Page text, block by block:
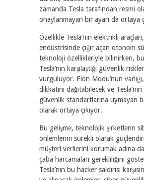
zamanda Tesla tarafından resmi
onaylanmayan bir ayarı da ortaya
Özellikle Tesla’nın elektrikli
endüstrisinde çığır açan otonom
teknoloji özellikleriyle bilinirken,
Tesla’nın karşılaştığı güvenlik
vurguluyor. Elon Modu’nun
dikkatini dağıtabilecek ve Tesla’nın
güvenlik standartlarına uymayan
olarak ortaya çıkıyor.
Bu gelişme, teknolojik şirketlerin
önlemlerini sürekli olarak
müşteri verilerini korumak adına
çaba harcamaları gerekliliğini
Tesla’nın bu hacker saldırısı